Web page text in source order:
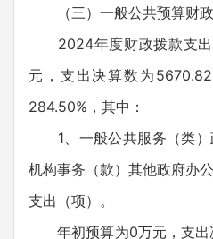
（三）一般公共预算财政
2024年度财政拨款支出
元，支出决算数为
284.50%，其中：
1、一般公共服务（类）
机构事务（款）其他政府办
支出（项）。
年初预算为0万元，支出